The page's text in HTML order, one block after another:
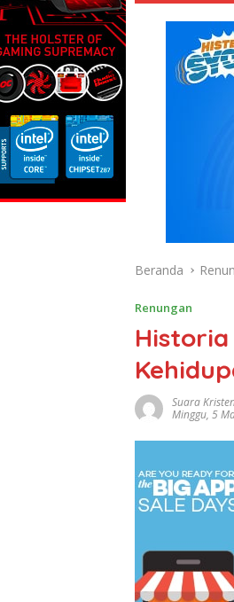
Beranda
Renungan
Suara
Minggu, 5